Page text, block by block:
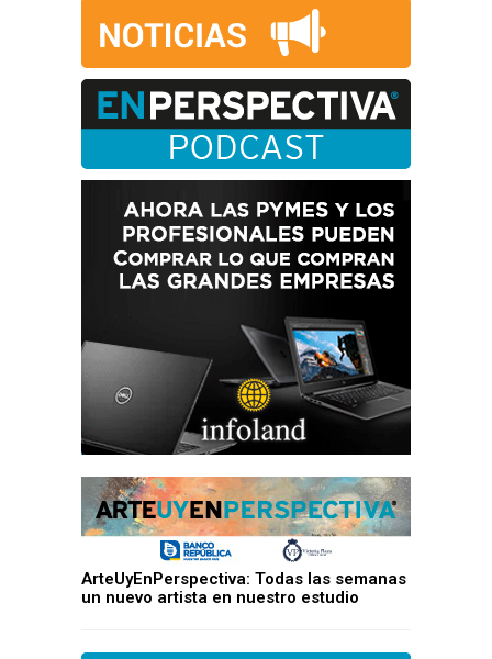
ArteUyEnPerspectiva: Todas las semanas
un nuevo artista en nuestro estudio